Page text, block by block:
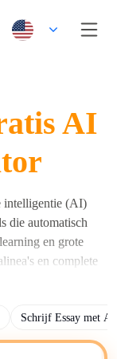
AI
intelligentie (AI)
die automatisch
en grote
en complete
met behulp van
tekst op
De
Schrijf Essay met AI